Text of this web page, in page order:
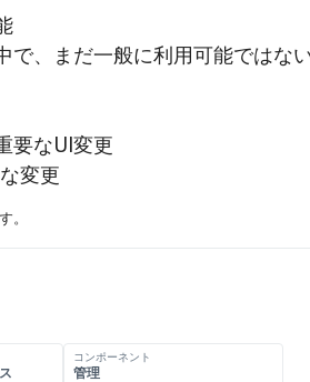
で、まだ一般に利用可能ではな
要なUI変更
変更
。
コンポーネント
管理